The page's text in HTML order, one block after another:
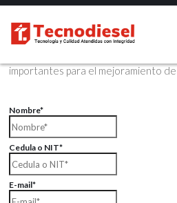
Contáctenos Vía Email
Envíenos sus datos con sus
importantes para el mejoramiento
Nombre*
Cedula o NIT*
E-mail*